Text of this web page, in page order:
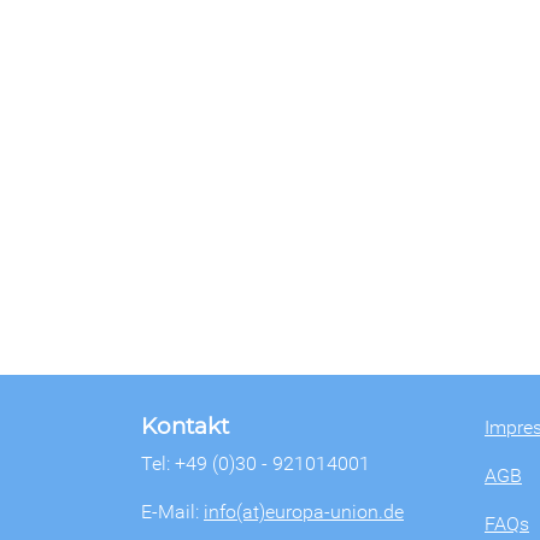
Kontakt
Tel: +49 (0)30 - 921014001
E-Mail: info(at)europa-union.de
AGB
FAQs